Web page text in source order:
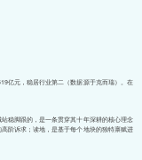
亿元，稳居行业第二（数据源于克而瑞）。在
稳脚跟的，是一条贯穿其十年深耕的核心理念
阶诉求；读地，是基于每个地块的独特禀赋进